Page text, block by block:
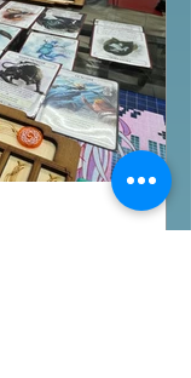
Exit B)